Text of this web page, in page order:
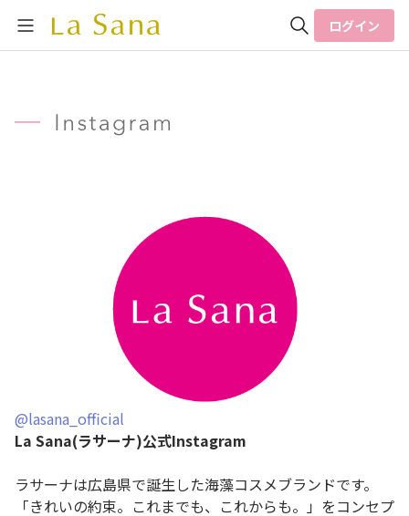
ログイン
@lasana_official
La Sana(ラサーナ)公式Instagram
ラサーナは広島県で誕生した海藻コスメブランドです。
「きれいの約束。これまでも、これからも。」をコンセプ